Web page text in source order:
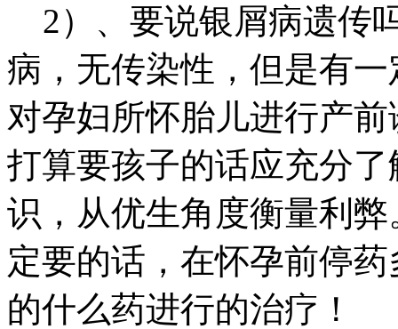
2）、要说银屑病遗传
病，无传染性，但是有
对孕妇所怀胎儿进行产
打算要孩子的话应充分
识，从优生角度衡量利
定要的话，在怀孕前停
的什么药进行的治疗！